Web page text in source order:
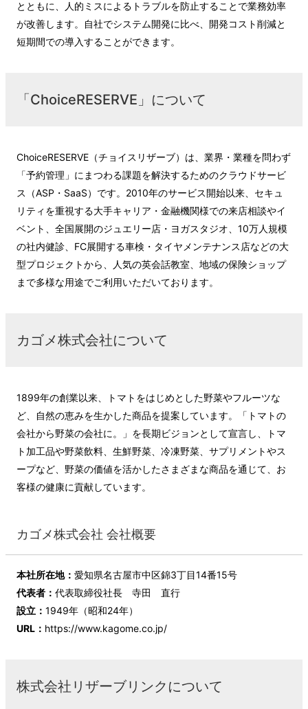
とともに、人的ミスによるトラブルを防止することで業務効率
が改善します。自社でシステム開発に比べ、開発コスト削減と
短期間での導入することができます。
「ChoiceRESERVE」について
ChoiceRESERVE（チョイスリザーブ）は、業界・業種を問わず
「予約管理」にまつわる課題を解決するためのクラウドサービ
ス（ASP・SaaS）です。2010年のサービス開始以来、セキュ
リティを重視する大手キャリア・金融機関様での来店相談やイ
ベント、全国展開のジュエリー店・ヨガスタジオ、10万人規模
の社内健診、FC展開する車検・タイヤメンテナンス店などの大
型プロジェクトから、人気の英会話教室、地域の保険ショップ
まで多様な用途でご利用いただいております。
カゴメ株式会社について
1899年の創業以来、トマトをはじめとした野菜やフルーツな
ど、自然の恵みを生かした商品を提案しています。「トマトの
会社から野菜の会社に。」を長期ビジョンとして宣言し、トマ
ト加工品や野菜飲料、生鮮野菜、冷凍野菜、サプリメントやス
ープなど、野菜の価値を活かしたさまざまな商品を通じて、お
客様の健康に貢献しています。
カゴメ株式会社 会社概要
本社所在地： 愛知県名古屋市中区錦3丁目14番15号
代表者： 代表取締役社長 寺田 直行
設立： 1949年（昭和24年）
URL： https://www.kagome.co.jp/
株式会社リザーブリンクについて